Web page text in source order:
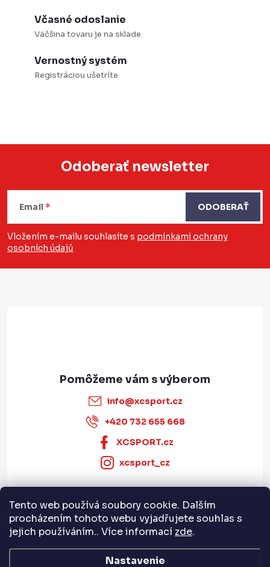
Tento web používá soubory cookie. Dalším
procházením tohoto webu vyjadřujete souhlas s
jejich používáním.. Více informací zde.
Nastavenie
Včasné odoslanie
Väčšina tovaru je na sklade
Vernostný systém
Registráciou ušetríte
Z
p
ä
Odoberať newsletter
Email
Vložením e-mailu souhlasíte s podmínkami ochrany
osobních údajů
ODOBERAŤ
info@xcsport.cz
+420 732 655 668
XCSPORT.cz
xcsport_cz
Informace pro vás
Servis a služby